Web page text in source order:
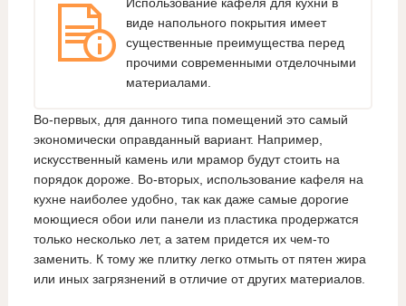
виде напольного покрытия имеет
существенные преимущества перед
прочими современными отделочными
материалами.
Во-первых, для данного типа помещений это самый
экономически оправданный вариант. Например,
искусственный камень или мрамор будут стоить на
порядок дороже. Во-вторых, использование кафеля на
кухне наиболее удобно, так как даже самые дорогие
моющиеся обои или панели из пластика продержатся
только несколько лет, а затем придется их чем-то
заменить. К тому же плитку легко отмыть от пятен жира
или иных загрязнений в отличие от других материалов.